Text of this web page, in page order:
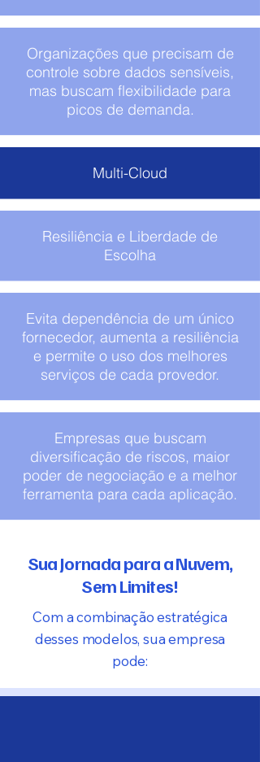
Organizações que precisam de
controle sobre dados sensíveis,
mas buscam flexibilidade para
picos de demanda.
Multi-Cloud
Resiliência e Liberdade de
Escolha
Evita dependência de um único
fornecedor, aumenta a resiliência
e permite o uso dos melhores
serviços de cada provedor.
Empresas que buscam
diversificação de riscos, maior
poder de negociação e a melhor
ferramenta para cada aplicação.
Sua Jornada para a Nuvem,
Sem Limites!
Com a combinação estratégica
desses modelos, sua empresa
pode: